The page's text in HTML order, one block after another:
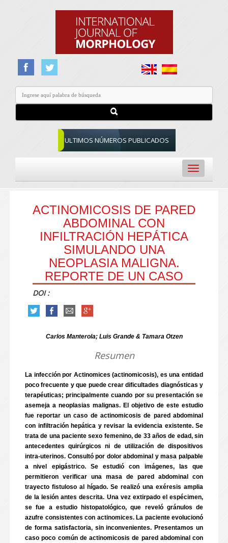
ULTIMOS NÚMEROS PUBLICADOS
Toggle
navigation
ACTINOMICOSIS DE PARED
ABDOMINAL CON
INFILTRACIÓN HEPÁTICA
SIMULANDO UNA
NEOPLASIA MALIGNA.
REPORTE DE UN CASO
DOI :
Carlos Manterola; Luis Grande & Tamara Otzen
Resumen
La infección por Actinomices (actinomicosis), es una entidad
poco frecuente y que puede crear dificultades diagnósticas y
terapéuticas; principalmente cuando por su presentación se
asemeja a neoplasias malignas. El objetivo de este estudio
fue reportar un caso de actinomicosis de pared abdominal
con infiltración hepática y revisar la evidencia existente. Se
trata de una paciente sexo femenino, de 33 años de edad, sin
antecedentes quirúrgicos ni de utilización de dispositivos
intra-uterinos. Consultó por dolor abdominal y masa palpable
a nivel epigástrico. Se estudió con imágenes, las que
permitieron verificar una masa de pared abdominal con
trayecto fistuloso al hígado. Se realizó una exéresis amplia
de la lesión antes descrita. Una vez extirpado el espécimen,
se fue a estudio histopatológico, que reveló gránulos de
azufre consistentes con actinomices. La paciente evolucionó
de forma satisfactoria, sin inconvenientes. Presentamos un
caso poco común de actinomicosis de pared abdominal con